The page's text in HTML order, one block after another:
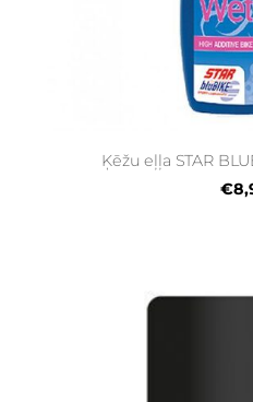
Ķēžu eļļa STAR